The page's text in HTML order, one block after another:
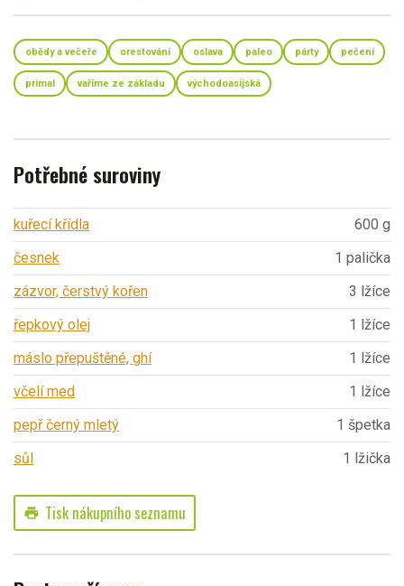
obědy a večeře orestování oslava paleo párty pečení
primal vaříme ze základu východoasijská
Potřebné suroviny
kuřecí křídla
600 g
česnek
1 palička
zázvor, čerstvý kořen
3 lžíce
řepkový olej
1 lžíce
máslo přepuštěné, ghí
1 lžíce
včelí med
1 lžíce
pepř černý mletý
1 špetka
sůl
1 lžička
print Tisk nákupního seznamu